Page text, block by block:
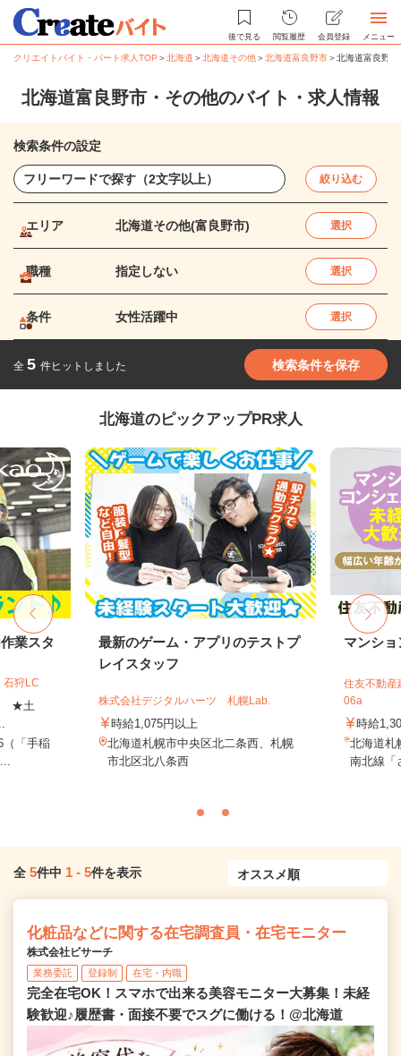
後で見る 閲覧履歴 会員登録 メニュー
クリエイトバイト・パート求人TOP ＞北海道 ＞北海道その他＞北海道富良野市＞北海道富良野
北海道富良野市・その他のバイト・求人情報
検索条件の設定
絞り込む
エリア 北海道その他(富良野市) 選択
職種 指定しない 選択
条件 女性活躍中 選択
全 5 件ヒットしました 検索条件を保存
北海道のピックアップPR求人
業スタ
狩LC
★土
（「手稲
最新のゲーム・アプリのテストプ
レイスタッフ
株式会社デジタルハーツ 札幌Lab.
時給1,075円以上
北海道札幌市中央区北二条西、札幌
市北区北八条西
マンシ
住友不動産
06a
時給
北海道札
南北線「
全 5件中 1 - 5件を表示
化粧品などに関する在宅調査員・在宅モニター
株式会社ビサーチ
業務委託 登録制 在宅・内職
完全在宅OK！スマホで出来る美容モニター大募集！未経
験歓迎♪履歴書・面接不要でスグに働ける！@北海道